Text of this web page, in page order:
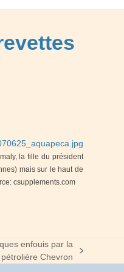
la fille du président
mais sur le haut de
csupplements.com
enfouis par la
Chevron